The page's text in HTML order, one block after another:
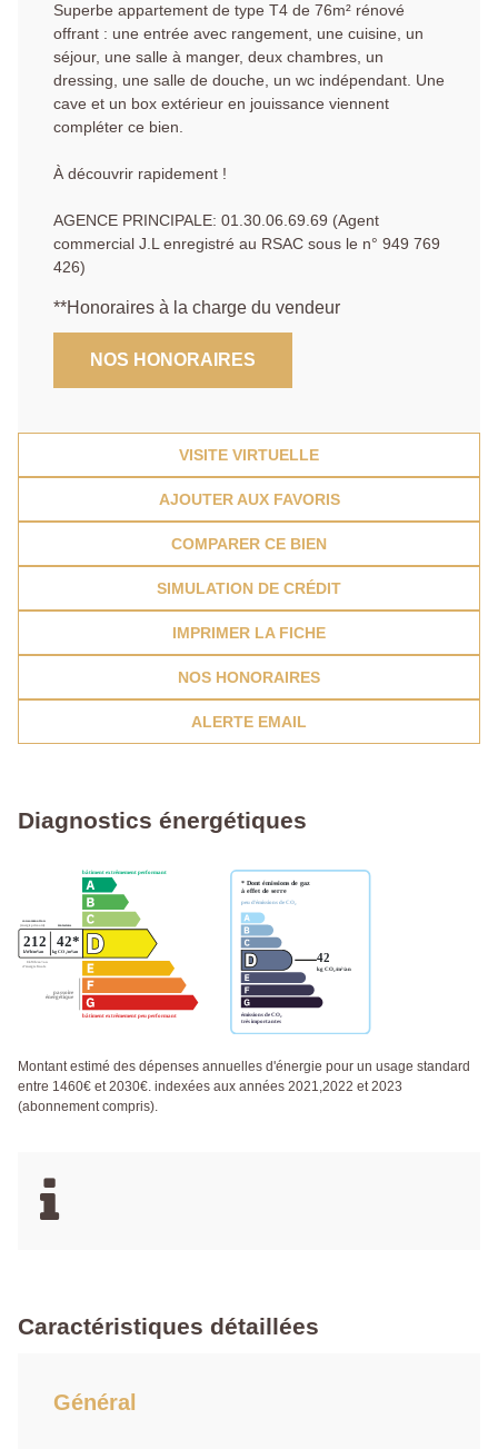
Superbe appartement de type T4 de 76m² rénové
offrant : une entrée avec rangement, une cuisine, un
séjour, une salle à manger, deux chambres, un
dressing, une salle de douche, un wc indépendant. Une
cave et un box extérieur en jouissance viennent
compléter ce bien.
À découvrir rapidement !
AGENCE PRINCIPALE: 01.30.06.69.69 (Agent
commercial J.L enregistré au RSAC sous le n° 949 769
426)
**Honoraires à la charge du vendeur
NOS HONORAIRES
VISITE VIRTUELLE
AJOUTER AUX FAVORIS
COMPARER CE BIEN
SIMULATION DE CRÉDIT
IMPRIMER LA FICHE
NOS HONORAIRES
ALERTE EMAIL
Diagnostics énergétiques
Montant estimé des dépenses annuelles d'énergie pour un usage standard
entre 1460€ et 2030€. indexées aux années 2021,2022 et 2023
(abonnement compris).
Caractéristiques détaillées
Général